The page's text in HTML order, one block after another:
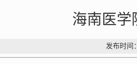
海南医学
发布时间